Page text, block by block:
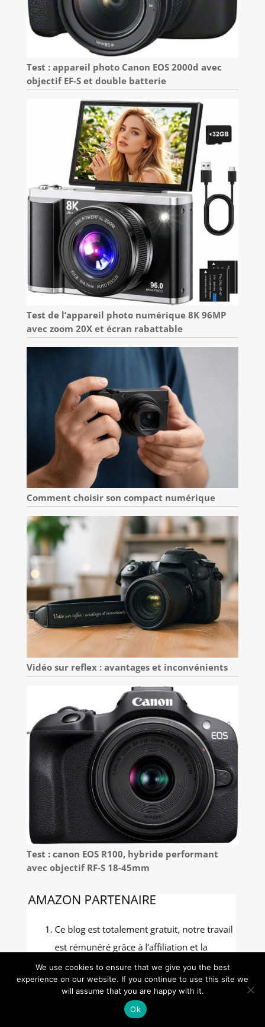
Test : appareil photo Canon EOS 2000d avec
objectif EF-S et double batterie
Test de l’appareil photo numérique 8K 96MP
avec zoom 20X et écran rabattable
Comment choisir son compact numérique
Vidéo sur reflex : avantages et inconvénients
Test : canon EOS R100, hybride performant
avec objectif RF-S 18-45mm
We use cookies to ensure that we give you the best
experience on our website. If you continue to use this site we
will assume that you are happy with it.
Ok